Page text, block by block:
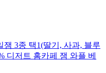
3종 택1(딸기, 사과, 블루
디저트 홈카페 잼 와플 베